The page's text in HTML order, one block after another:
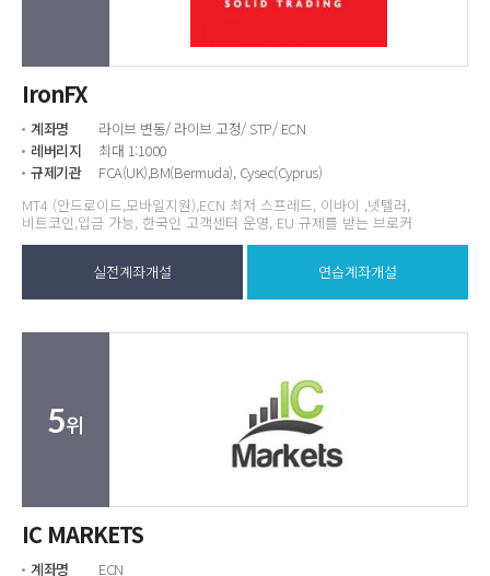
IronFX
계좌명
라이브 변동/ 라이브 고정/ STP/ ECN
레버리지
최대 1:1000
규제기관
FCA(UK),BM(Bermuda), Cysec(Cyprus)
MT4 (안드로이드,모바일지원),ECN 최저 스프레드, 이바이 ,넷텔러,
비트코인,입금 가능, 한국인 고객센터 운영, EU 규제를 받는 브로커
실전계좌개설 연습계좌개설
5위
IC MARKETS
계좌명 ECN